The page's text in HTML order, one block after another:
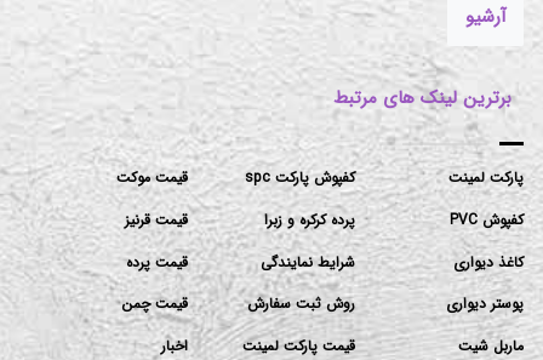
آرشیو
برترین لینک های مرتبط
پارکت لمینت
کفپوش PVC
کاغذ دیواری
پوستر دیواری
ماربل شیت
کفپوش پارکت spc
پرده کرکره و زبرا
شرایط نمایندگی
روش ثبت سفارش
قیمت پارکت لمینت
قیمت موکت
قیمت قرنیز
قیمت پرده
قیمت چمن
اخبار